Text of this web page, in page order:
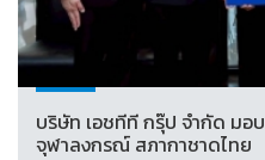
บริษัท เอชทีที กรุ๊ป จำกัด มอ
จุฬาลงกรณ์ สภากาชาดไทย